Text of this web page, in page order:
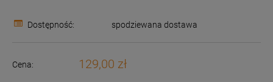
Dostępność: spodziewana dostawa
Cena: 129,00 zł